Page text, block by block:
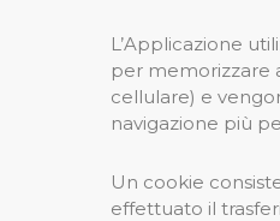
L’Applicazione
per memorizzare
cellulare) e
navigazione più
Un cookie
effettuato il